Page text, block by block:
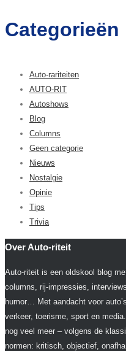
Categorieën
Auto-rariteiten
AUTO-RIT
Autoshows
Blog
Columns
Geen categorie
Nieuws
Nostalgie
Opinie
Tips
Trivia
Over Auto-riteit
Auto-riteit is een oldskool blog
columns, rij-impressies,
humor… Met aandacht voor
verkeer, toerisme, sport en
nog veel meer – volgens de
normen: kritisch, objectief,